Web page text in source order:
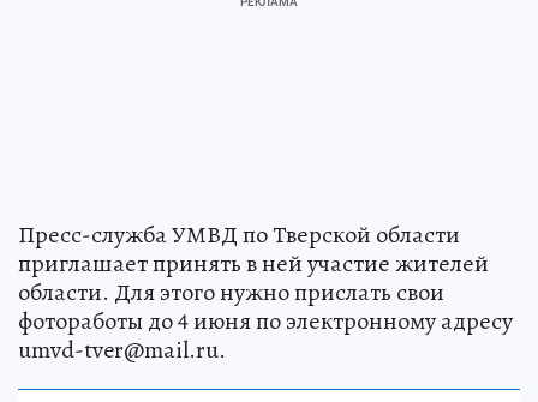
Пресс-служба УМВД по Тверской области
приглашает принять в ней участие жителей
области. Для этого нужно прислать свои
фотоработы до 4 июня по электронному адресу
umvd-tver@mail.ru.